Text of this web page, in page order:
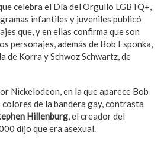
celebra el Día del Orgullo LGBTQ+,
infantiles y juveniles publicó
que, y en ellas confirma que son
personajes, además de Bob Esponka,
de Korra y Schwoz Schwartz, de
Nickelodeon, en la que aparece Bob
de la bandera gay, contrasta
Hillenburg, el creador del
dijo que era asexual.